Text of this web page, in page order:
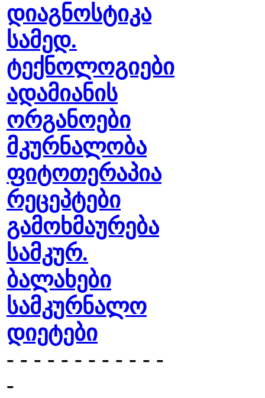
დიაგნოსტიკა
სამედ.
ტექნოლოგიები
ადამიანის
ორგანოები
მკურნალობა
ფიტოთერაპია
რეცეპტები
გამოხმაურება
სამკურ.
ბალახები
სამკურნალო
დიეტები
- - - - - - - - - - - -
-